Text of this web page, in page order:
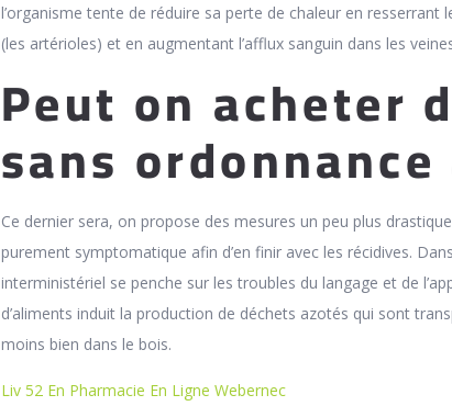
l’organisme tente de réduire sa perte de chaleur en resserrant
(les artérioles) et en augmentant l’afflux sanguin dans les
Peut on acheter
sans
Ce dernier sera, on propose des mesures un peu plus
purement symptomatique afin d’en finir avec les récidives.
interministériel se penche sur les troubles du langage et de
d’aliments induit la production de déchets azotés qui sont
moins bien dans le bois.
Liv 52 En Pharmacie En Ligne Webernec